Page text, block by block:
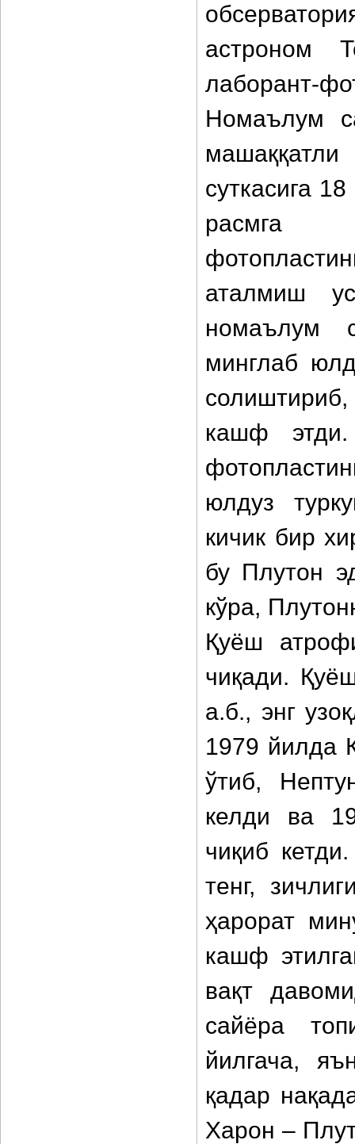
астроном
лаборант-
Номаълум
суткасига
расмга
аталмиш
номаълум
минглаб
кашф
юлдуз
кичик бир
бу Плутон
кўра,
Қуёш
чиқади.
а.б., энг
1979 йилда
ўтиб,
келди ва
чиқиб
тенг,
ҳарорат
кашф
вақт
сайёра
йилгача,
қадар
Харон –